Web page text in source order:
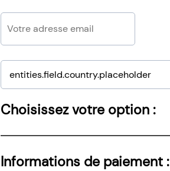
Choisissez votre option :
Informations de paiement :